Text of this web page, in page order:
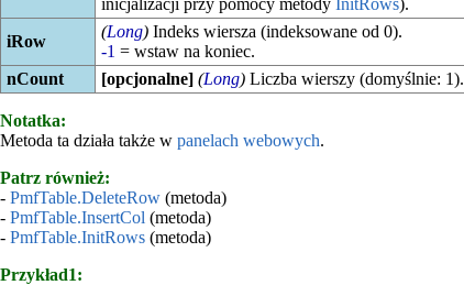
inicjalizacji przy pomocy metody InitRows).
iRow
(Long)Indeks wiersza (indeksowane od 0).
-1 = wstaw na koniec.
nCount
[opcjonalne] (Long)Liczba wierszy (domyślnie: 1).
Notatka:
Metoda ta działa także w panelach webowych.
Patrz również:
- PmfTable.DeleteRow (metoda)
- PmfTable.InsertCol (metoda)
- PmfTable.InitRows (metoda)
Przykład1: